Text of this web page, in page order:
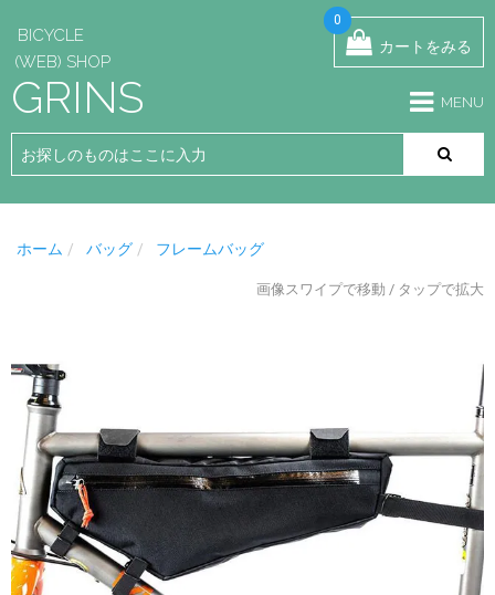
BICYCLE
(WEB) SHOP
GRINS
0
カートをみる
MENU
ホーム バッグ フレームバッグ
画像スワイプで移動 / タップで拡大